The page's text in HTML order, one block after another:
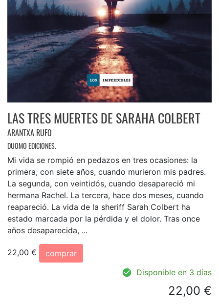
LAS TRES MUERTES DE SARAHA COLBERT
ARANTXA RUFO
DUOMO EDICIONES.
Mi vida se rompió en pedazos en tres ocasiones: la
primera, con siete años, cuando murieron mis padres.
La segunda, con veintidós, cuando desapareció mi
hermana Rachel. La tercera, hace dos meses, cuando
reapareció. La vida de la sheriff Sarah Colbert ha
estado marcada por la pérdida y el dolor. Tras once
años desaparecida, ...
22,00 €
comprar
Disponible en 3 días
22,00 €